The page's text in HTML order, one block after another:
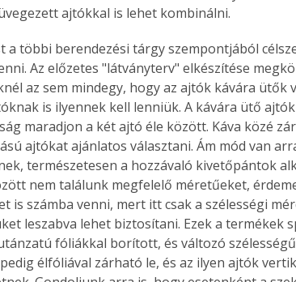
az
Old
új,
egyedi
Együtt jobban megéri!
Bővebb információ itt!
Együtt jobban megéri! A
könyvek tetszőleges
párosítással kedvezményes
áron, 0 Ft postaköltséggel
megrendelhetők!
ajtókkal is lehet kombinálni.
a többi berendezési tárgy szempontjából
Az előzetes "látványterv" elkészítése
az sem mindegy, hogy az ajtók kávára ütők
is ilyennek kell lenniük. A kávára ütő
maradjon a két ajtó éle között. Káva közé
ajtókat ajánlatos választani. Ám mód van
természetesen a hozzávaló kivetőpántok
nem találunk megfelelő méretűeket,
is számba venni, mert itt csak a szélességi
leszabva lehet biztosítani. Ezek a termékek
fóliákkal borított, és változó
élfóliával zárható le, és az ilyen ajtók